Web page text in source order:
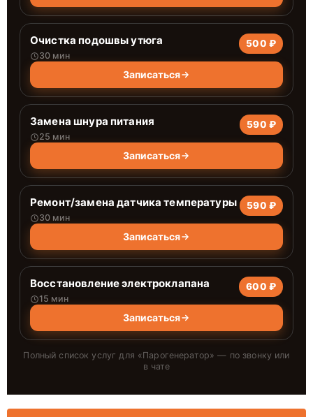
Очистка подошвы утюга
30 мин
500 ₽
Записаться
Замена шнура питания
25 мин
590 ₽
Записаться
Ремонт/замена датчика температуры
30 мин
590 ₽
Записаться
Восстановление электроклапана
15 мин
600 ₽
Записаться
Полный список услуг для «Парогенератор» — по звонку или
в чате